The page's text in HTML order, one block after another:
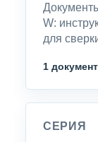
W:
для
1
СЕРИЯ